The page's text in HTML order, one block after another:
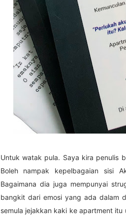
Untuk watak pula. Saya kira penulis
Boleh nampak kepelbagaian sisi
Bagaimana dia juga mempunyai
bangkit dari emosi yang ada dalam
semula jejakkan kaki ke apartment